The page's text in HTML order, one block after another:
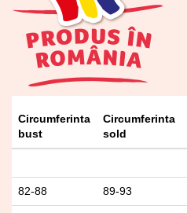
Circumferinta
bust
Circumferinta
sold
82-88 89-93